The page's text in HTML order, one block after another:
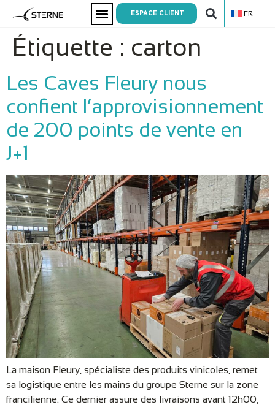
ESPACE CLIENT FR
Étiquette : carton
Les Caves Fleury nous
confient l’approvisionnement
de 200 points de vente en
J+1
La maison Fleury, spécialiste des produits vinicoles, remet
sa logistique entre les mains du groupe Sterne sur la zone
francilienne. Ce dernier assure des livraisons avant 12h00,